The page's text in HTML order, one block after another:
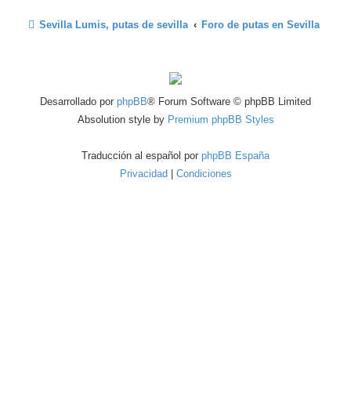
Sevilla Lumis, putas de sevilla Foro de putas en Sevilla
Desarrollado por phpBB® Forum Software © phpBB Limited
Absolution style by Premium phpBB Styles
Traducción al español por phpBB España
Privacidad
Condiciones